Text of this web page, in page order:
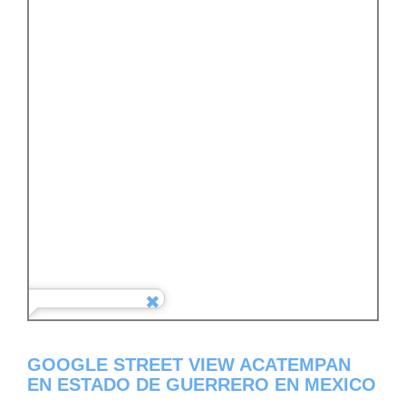
GOOGLE STREET VIEW ACATEMPAN
EN ESTADO DE GUERRERO EN MEXICO